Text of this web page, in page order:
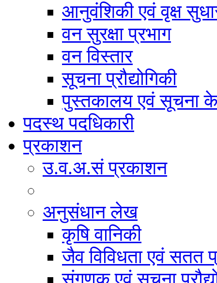
आनुवंशिकी एवं वृक्ष
वन सुरक्षा प्रभाग
वन विस्तार
सूचना प्रौद्योगिकी
पुस्तकालय एवं सूचना
पदस्थ पदधिकारी
प्रकाशन
उ.व.अ.सं प्रकाशन
अनुसंधान लेख
कृषि वानिकी
जैव विविधता एवं सतत